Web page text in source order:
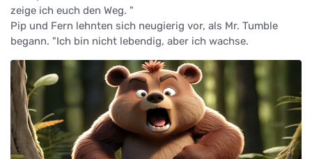
zeige ich euch den Weg. "
Pip und Fern lehnten sich neugierig vor, als Mr. Tumble
begann. "Ich bin nicht lebendig, aber ich wachse.